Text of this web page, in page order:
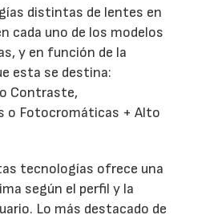
distintas de lentes en
cada uno de los modelos
y en función de la
esta se destina:
Contraste,
o Fotocromáticas + Alto
tecnologías ofrece una
según el perfil y la
Lo más destacado de